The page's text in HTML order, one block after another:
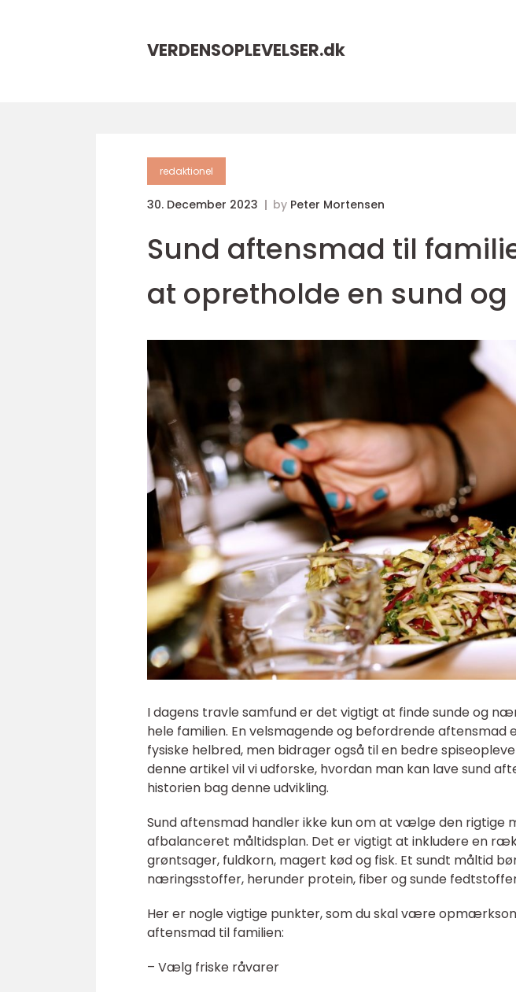
VERDENSOPLEVELSER.dk
redaktionel
30. December 2023 by Peter Mortensen
Sund aftensmad til
at opretholde en sund
I dagens travle samfund er det vigtigt at finde sunde og
hele familien. En velsmagende og befordrende aftensmad
fysiske helbred, men bidrager også til en bedre
denne artikel vil vi udforske, hvordan man kan lave sund
historien bag denne udvikling.
Sund aftensmad handler ikke kun om at vælge den rigtige
afbalanceret måltidsplan. Det er vigtigt at inkludere en
grøntsager, fuldkorn, magert kød og fisk. Et sundt måltid
næringsstoffer, herunder protein, fiber og sunde
Her er nogle vigtige punkter, som du skal være
aftensmad til familien:
– Vælg friske råvarer